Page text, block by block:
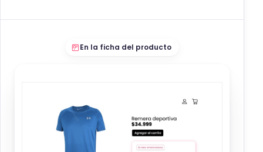
En la ficha del producto